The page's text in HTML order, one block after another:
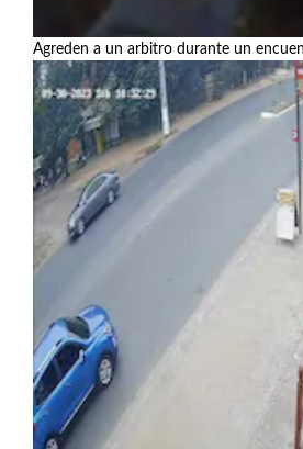
Agreden a un arbitro durante un
Ver más